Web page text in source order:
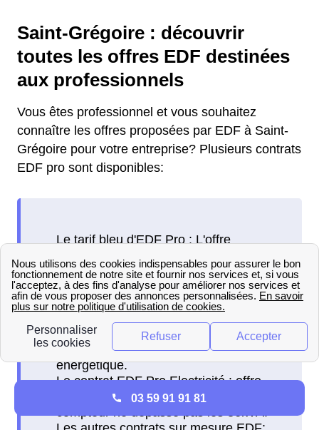
Saint-Grégoire : découvrir
toutes les offres EDF destinées
aux professionnels
Vous êtes professionnel et vous souhaitez
connaître les offres proposées par EDF à Saint-
Grégoire pour votre entreprise? Plusieurs contrats
EDF pro sont disponibles:
03 59 91 91 81